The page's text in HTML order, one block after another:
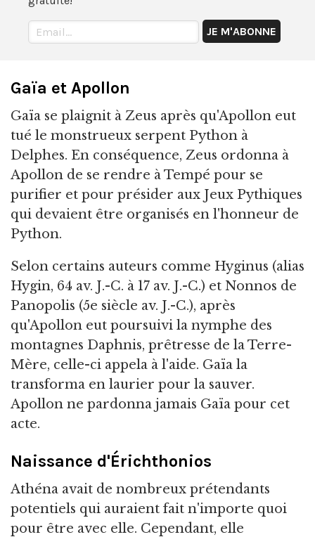
Gaïa et Apollon
Gaïa se plaignit à Zeus après qu'Apollon eut
tué le monstrueux serpent Python à
Delphes. En conséquence, Zeus ordonna à
Apollon de se rendre à Tempé pour se
purifier et pour présider aux Jeux Pythiques
qui devaient être organisés en l'honneur de
Python.
Selon certains auteurs comme Hyginus (alias
Hygin, 64 av. J.-C. à 17 av. J.-C.) et Nonnos de
Panopolis (5e siècle av. J.-C.), après
qu'Apollon eut poursuivi la nymphe des
montagnes Daphnis, prêtresse de la Terre-
Mère, celle-ci appela à l'aide. Gaïa la
transforma en laurier pour la sauver.
Apollon ne pardonna jamais Gaïa pour cet
acte.
Naissance d'Érichthonios
Athéna avait de nombreux prétendants
potentiels qui auraient fait n'importe quoi
pour être avec elle. Cependant, elle